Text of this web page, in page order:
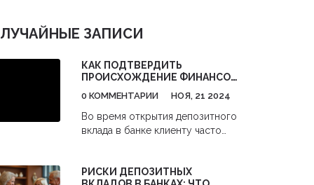
ЗАПИСИ
КАК ПОДТВЕРДИТЬ
ПРОИСХОЖДЕНИЕ ФИНАНСОВ
0 КОММЕНТАРИИ НОЯ, 21 2024
Во время открытия депозитного
вклада в банке клиенту часто
средств. Это необходимо для
РИСКИ ДЕПОЗИТНЫХ